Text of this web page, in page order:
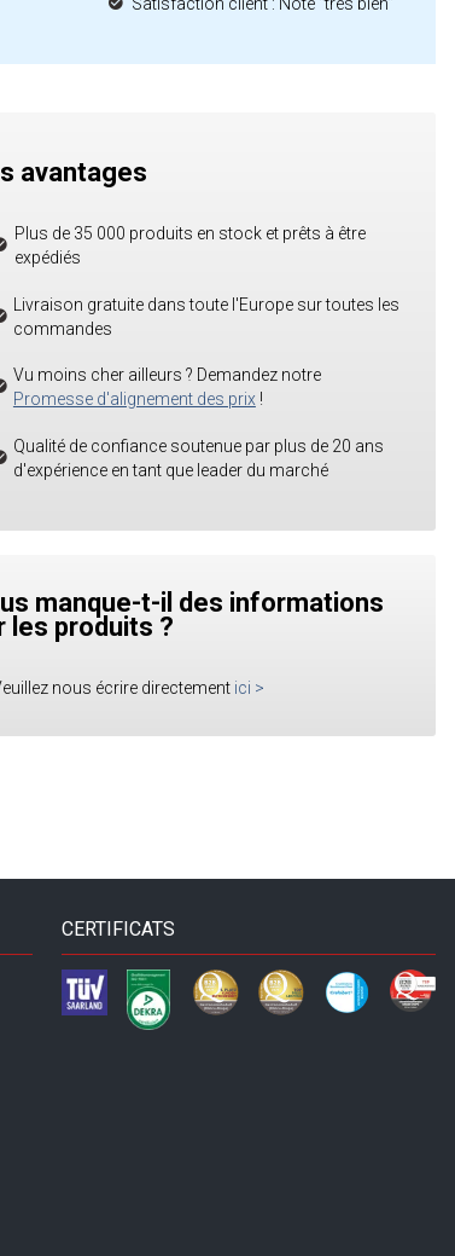
avantages
Plus de 35 000 produits en stock et prêts à être
expédiés
Livraison gratuite dans toute l'Europe sur toutes les
commandes
Vu moins cher ailleurs ? Demandez notre
Promesse d'alignement des prix!
Qualité de confiance soutenue par plus de 20 ans
d'expérience en tant que leader du marché
manque-t-il des informations
les produits ?
nous écrire directement ici >
CERTIFICATS